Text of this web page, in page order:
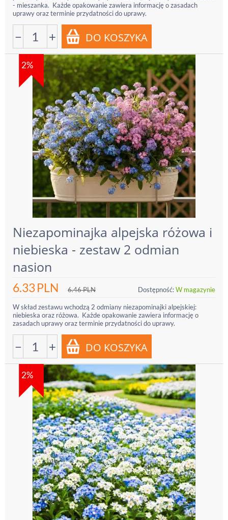
- mieszanka. Każde opakowanie zawiera informację o zasadach
uprawy oraz terminie przydatności do uprawy.
− +
2%
Niezapominajka alpejska różowa i
niebieska - zestaw 2 odmian
nasion
6.33PLN 6.46PLN Dostępność:W magazynie
W skład zestawu wchodzą 2 odmiany niezapominajki alpejskiej:
niebieska oraz różowa. Każde opakowanie zawiera informację o
zasadach uprawy oraz terminie przydatności do uprawy.
− +
2%